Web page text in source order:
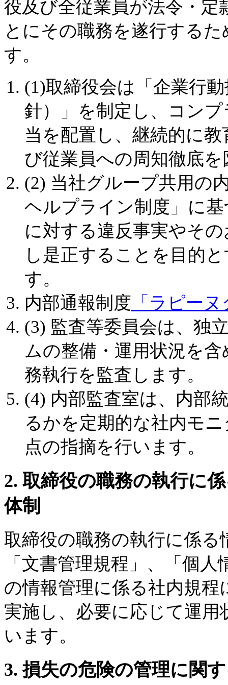
役及び全従業員が法令・
とにその職務を遂行する
す。
(1)取締役会は「企業行
針）」を制定し、コン
当を配置し、継続的に
び従業員への周知徹底
(2) 当社グループ共用の
ヘルプライン制度」に
に対する違反事実やそ
し是正することを目的
す。
内部通報制度 「ラピー
(3) 監査等委員会は、独
ムの整備・運用状況を
務執行を監査します。
(4) 内部監査室は、内部
るかを定期的な社内モ
点の指摘を行います。
2. 取締役の職務の執行に
体制
取締役の職務の執行に係
「文書管理規程」、「個
の情報管理に係る社内規
実施し、必要に応じて運
います。
3. 損失の危険の管理に関